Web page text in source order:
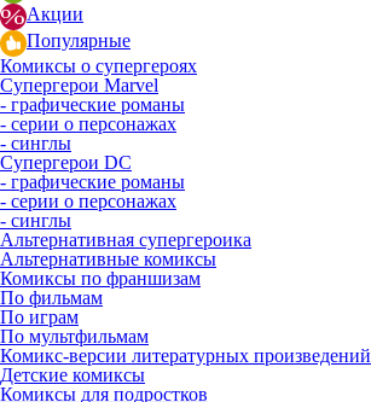
Акции
Популярные
Комиксы о супергероях
Супергерои Marvel
- графические романы
- серии о персонажах
- синглы
Супергерои DC
- графические романы
- серии о персонажах
- синглы
Альтернативная супергероика
Альтернативные комиксы
Комиксы по франшизам
По фильмам
По играм
По мультфильмам
Комикс-версии литературных произведений
Детские комиксы
Комиксы для подростков